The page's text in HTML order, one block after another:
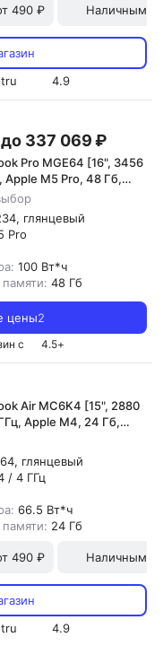
490 ₽ Наличными
4.9
до 337 069 ₽
Pro MGE64 [16", 3456
Apple M5 Pro, 48 Гб,
глянцевый
Pro
100 Вт*ч
48 Гб
цены2
с 4.5+
Air MC6K4 [15", 2880
Apple M4, 24 Гб,
глянцевый
/ 4 ГГц
66.5 Вт*ч
24 Гб
490 ₽ Наличными
4.9